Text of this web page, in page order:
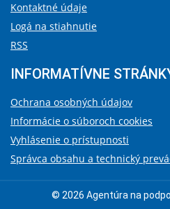
Kontaktné údaje
Logá na stiahnutie
RSS
INFORMATÍVNE
Ochrana osobných údajov
Informácie o súboroch cookies
Vyhlásenie o prístupnosti
Správca obsahu a technický
© 2026 Agentúra na